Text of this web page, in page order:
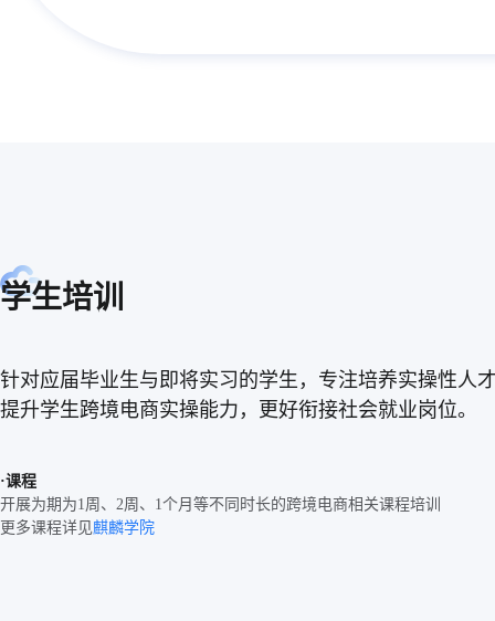
学生培训
针对应届毕业生与即将实习的学生，专注培养实操性人
提升学生跨境电商实操能力，更好衔接社会就业岗位。
·课程
开展为期为1周、2周、1个月等不同时长的跨境电商相关课程培训
更多课程详见麒麟学院